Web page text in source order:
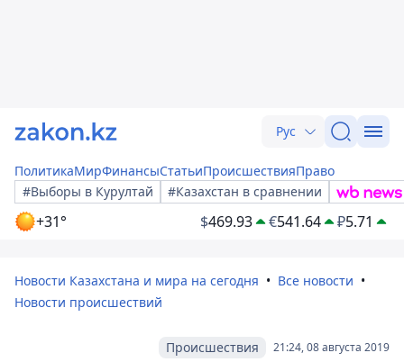
Рус
ПолитикаМирФинансыСтатьиПроисшествияПраво
#Выборы в Курултай
#Казахстан в сравнении
+31° $469.93 €541.64 ₽5.71
Новости Казахстана и мира на сегодня
Все новости
Новости происшествий
21:24, 08 августа 2019
Происшествия